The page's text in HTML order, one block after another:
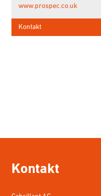
www.prospec.co.uk
Kontakt
Kontakt